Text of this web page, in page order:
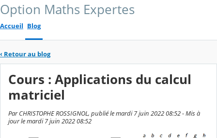
Option Maths Expertes
Accueil Blog
‹ Retour au blog
Cours : Applications du calcul
matriciel
Par CHRISTOPHE ROSSIGNOL, publié le mardi 7 juin 2022 08:52 - Mis à
jour le mardi 7 juin 2022 08:52